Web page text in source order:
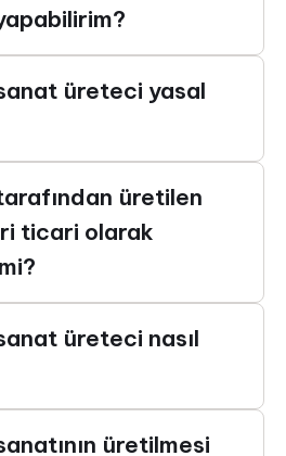
üreteci yasal
üretilen
ticari olarak
üreteci nasıl
üretilmesi